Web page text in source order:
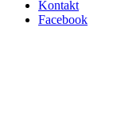
Kontakt
Facebook